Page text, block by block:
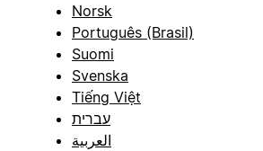
Norsk
Português (Brasil)
Suomi
Svenska
Tiếng Việt
עברית
العربية